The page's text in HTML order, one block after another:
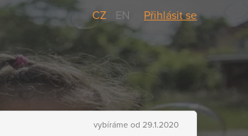
CZ EN Přihlásit se
vybíráme od 29.1.2020